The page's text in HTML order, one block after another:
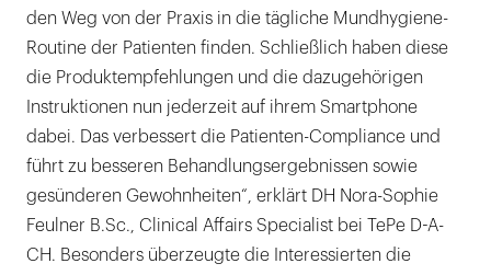
den Weg von der Praxis in die tägliche Mundhygiene-
Routine der Patienten finden. Schließlich haben diese
die Produktempfehlungen und die dazugehörigen
Instruktionen nun jederzeit auf ihrem Smartphone
dabei. Das verbessert die Patienten-Compliance und
führt zu besseren Behandlungsergebnissen sowie
gesünderen Gewohnheiten“, erklärt DH Nora-Sophie
Feulner B.Sc., Clinical Affairs Specialist bei TePe D-A-
CH. Besonders überzeugte die Interessierten die